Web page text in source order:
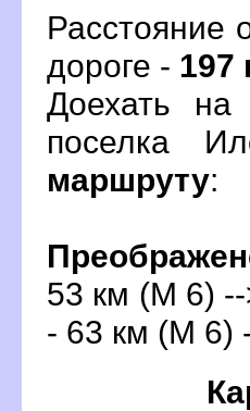
Расстояние
дороге - 197
Доехать на
поселка
маршруту:
53 км (М 6)
- 63 км (М 6)